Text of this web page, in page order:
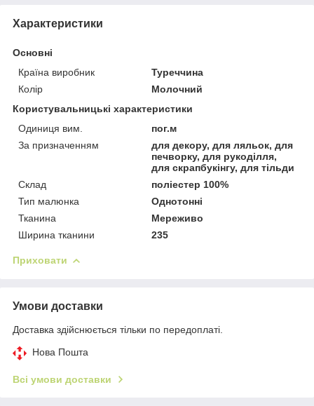
Характеристики
Основні
Країна виробник
Туреччина
Колір
Молочний
Користувальницькі характеристики
Одиниця вим.
пог.м
За призначенням
для декору, для ляльок, для
печворку, для рукоділля,
для скрапбукінгу, для тільди
Склад
поліестер 100%
Тип малюнка
Однотонні
Тканина
Мереживо
Ширина тканини
235
Приховати
Умови доставки
Доставка здійснюється тільки по передоплаті.
Нова Пошта
Всі умови доставки